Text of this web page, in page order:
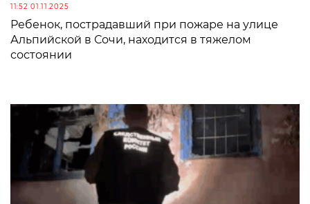
11:52 01.11.2025
Ребенок, пострадавший при пожаре на улице
Альпийской в Сочи, находится в тяжелом
состоянии